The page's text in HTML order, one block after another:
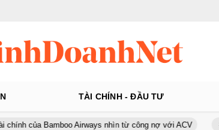
TÀI CHÍNH - ĐẦU TƯ
Airways nhìn từ công nợ với ACV Ô tô Á